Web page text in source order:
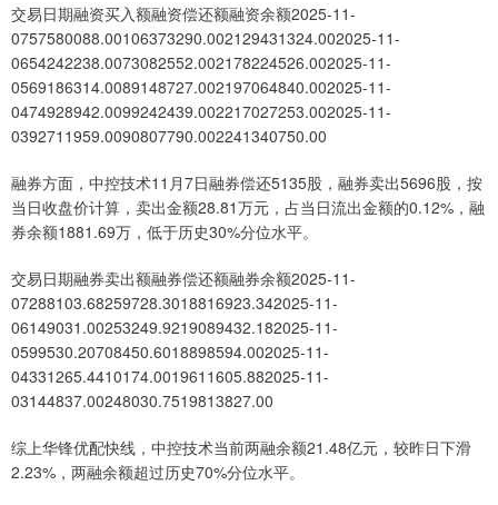
交易日期融资买入额融资偿还额融资余额2025-11-
0757580088.00106373290.002129431324.002025-11-
0654242238.0073082552.002178224526.002025-11-
0569186314.0089148727.002197064840.002025-11-
0474928942.0099242439.002217027253.002025-11-
0392711959.0090807790.002241340750.00
融券方面，中控技术11月7日融券偿还5135股，融券卖出5696股，按
当日收盘价计算，卖出金额28.81万元，占当日流出金额的0.12%，融
券余额1881.69万，低于历史30%分位水平。
交易日期融券卖出额融券偿还额融券余额2025-11-
07288103.68259728.3018816923.342025-11-
06149031.00253249.9219089432.182025-11-
0599530.20708450.6018898594.002025-11-
04331265.4410174.0019611605.882025-11-
03144837.00248030.7519813827.00
综上华锋优配快线，中控技术当前两融余额21.48亿元，较昨日下滑
2.23%，两融余额超过历史70%分位水平。